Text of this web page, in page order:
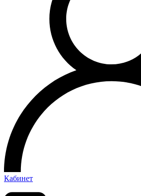
Кабинет